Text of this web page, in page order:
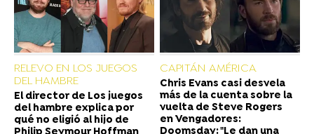
RELEVO EN LOS JUEGOS
DEL HAMBRE
El director de Los juegos
del hambre explica por
qué no eligió al hijo de
CAPITÁN AMÉRICA
Chris Evans casi desvela
más de la cuenta sobre la
vuelta de Steve Rogers
en Vengadores: